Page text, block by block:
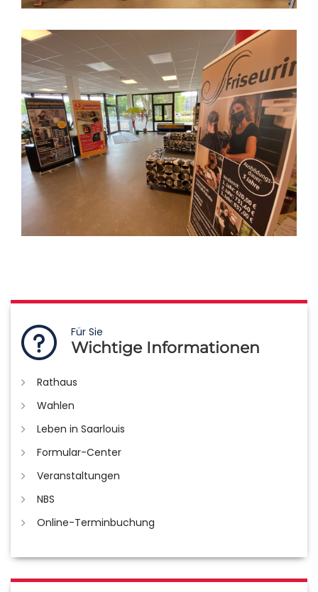
Für Sie
Wichtige Informationen
Rathaus
Wahlen
Leben in Saarlouis
Formular-Center
Veranstaltungen
NBS
Online-Terminbuchung